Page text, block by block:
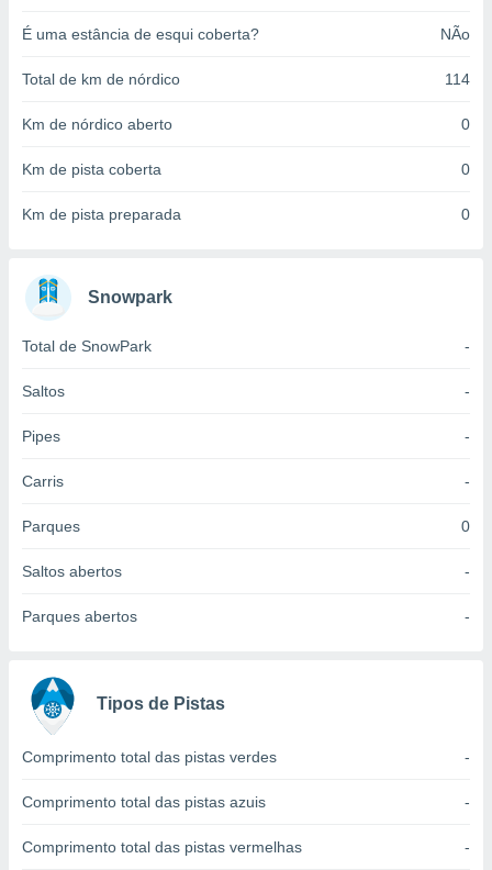
ou aceder
utilizar
medir
medir o
de
fontes,
dados
através
estudos
É uma estância de esqui coberta? NÃo
Total de km de nórdico 114
Km de nórdico aberto 0
Km de pista coberta 0
Km de pista preparada 0
Snowpark
Total de SnowPark -
Saltos -
Pipes -
Carris -
Parques 0
Saltos abertos -
Parques abertos -
Tipos de Pistas
Comprimento total das pistas verdes -
Comprimento total das pistas azuis -
Comprimento total das pistas vermelhas -